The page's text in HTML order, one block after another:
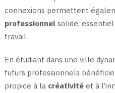
connexions permettent
professionnelsolide,
travail.
En étudiant dans une ville
futurs professionnels
propice à la créativitéet à